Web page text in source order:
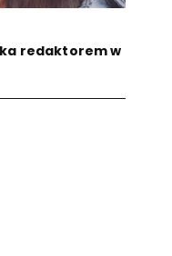
redaktorem w